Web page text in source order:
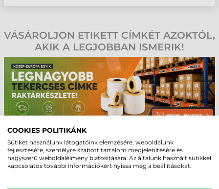
VÁSÁROLJON ETIKETT CÍMKÉT AZOKTÓL,
AKIK A LEGJOBBAN ISMERIK!
90 NAPIG INGYENES HELP-DESK!
Végfelhasználóink számára a vásárlástól számítva 90 napig
ingyenes támogatást nyújtunk! Szakképzett szervizes kollégáink
COOKIES POLITIKÁNK
Sütiket használunk látogatóink elemzésére, weboldalunk
fejlesztésére, személyre szabott tartalom megjelenítésére és
nagyszerű weboldalélmény biztosítására. Az általunk használt sütikkel
kapcsolatos további információkért nyissa meg a beállításokat.